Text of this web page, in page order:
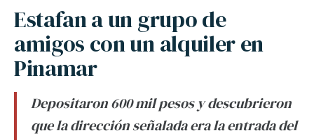
Estafan a un grupo de
amigos con un alquiler en
Pinamar
Depositaron 600 mil pesos y descubrieron
que la dirección señalada era la entrada del